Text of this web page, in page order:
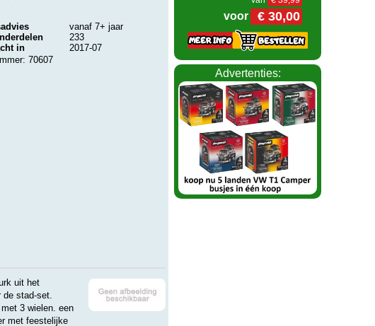
vanaf 7+ jaar
233
in
2017-07
70607
uit het
stad-set.
3 wielen. een
met feestelijke
€ 30,00
voor
Advertenties: